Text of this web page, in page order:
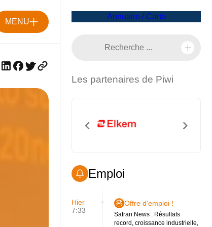
MENU
Annuaire / Carte
Les partenaires de Piwi
Emploi
Hier
7:33
Offre d'emploi !
Safran News : Résultats
record, croissance industrielle,